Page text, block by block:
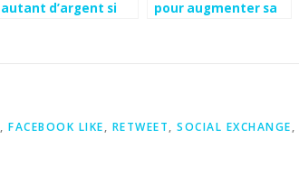
autant d’argent si
pour augmenter sa
, FACEBOOK LIKE, RETWEET, SOCIAL EXCHANGE,